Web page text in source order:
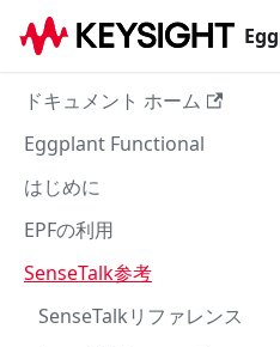
ドキュメント ホーム
Eggplant Functional
はじめに
EPFの利用
SenseTalk参考
SenseTalkリファレンス